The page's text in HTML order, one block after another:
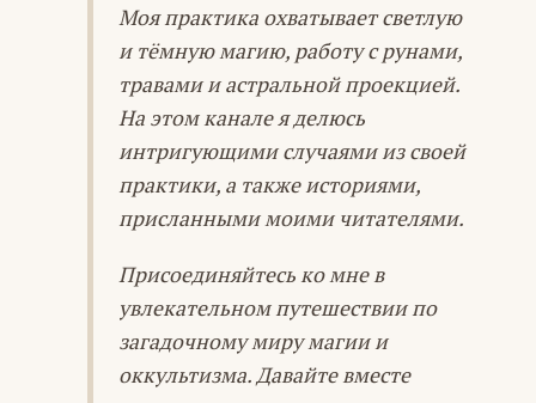
Моя практика охватывает светлую
и тёмную магию, работу с рунами,
травами и астральной проекцией.
На этом канале я делюсь
интригующими случаями из своей
практики, а также историями,
присланными моими читателями.
Присоединяйтесь ко мне в
увлекательном путешествии по
загадочному миру магии и
оккультизма. Давайте вместе